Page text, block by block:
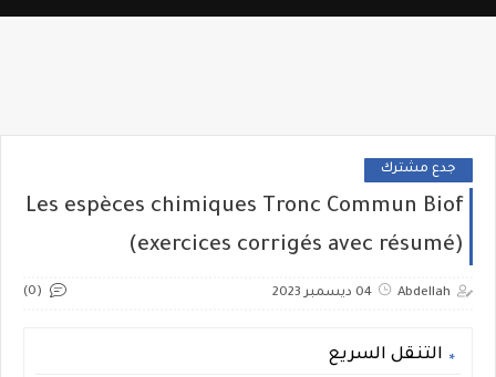
جدع مشترك
Les espèces chimiques Tronc Commun Biof
(exercices corrigés avec résumé)
Abdellah 04 ديسمبر 2023 (0)
التنقل السريع